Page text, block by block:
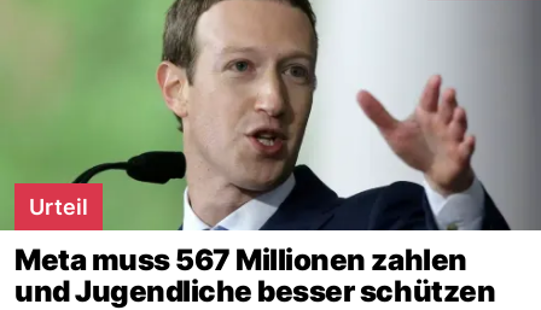
Urteil
Meta muss 567 Millionen zahlen
und Jugendliche besser schützen